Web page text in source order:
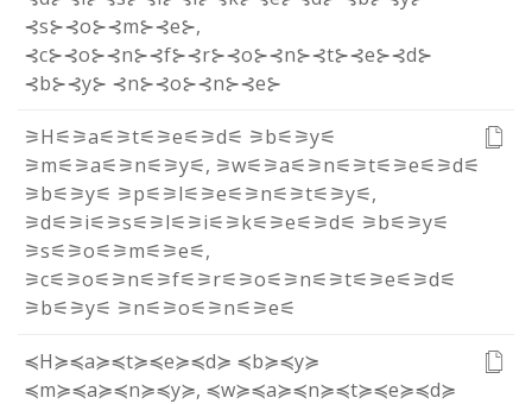
⊰s⊱⊰o⊱⊰m⊱⊰e⊱,
⊰c⊱⊰o⊱⊰n⊱⊰f⊱⊰r⊱⊰o⊱⊰n⊱⊰t⊱⊰e⊱⊰d⊱
⊰b⊱⊰y⊱ ⊰n⊱⊰o⊱⊰n⊱⊰e⊱
⚞H⚟⚞a⚟⚞t⚟⚞e⚟⚞d⚟ ⚞b⚟⚞y⚟
⚞m⚟⚞a⚟⚞n⚟⚞y⚟, ⚞w⚟⚞a⚟⚞n⚟⚞t⚟⚞e⚟⚞d⚟
⚞b⚟⚞y⚟ ⚞p⚟⚞l⚟⚞e⚟⚞n⚟⚞t⚟⚞y⚟,
⚞d⚟⚞i⚟⚞s⚟⚞l⚟⚞i⚟⚞k⚟⚞e⚟⚞d⚟ ⚞b⚟⚞y⚟
⚞s⚟⚞o⚟⚞m⚟⚞e⚟,
⚞c⚟⚞o⚟⚞n⚟⚞f⚟⚞r⚟⚞o⚟⚞n⚟⚞t⚟⚞e⚟⚞d⚟
⚞b⚟⚞y⚟ ⚞n⚟⚞o⚟⚞n⚟⚞e⚟
≼H≽≼a≽≼t≽≼e≽≼d≽ ≼b≽≼y≽
≼m≽≼a≽≼n≽≼y≽, ≼w≽≼a≽≼n≽≼t≽≼e≽≼d≽